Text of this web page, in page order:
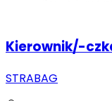
Kierownik/-
STRABAG